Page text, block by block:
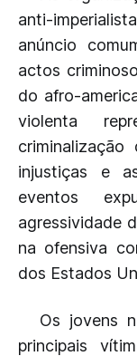
anti-
anúncio
actos
do afro-
violenta
injustiças e
eventos
agressividade
na ofensiva
dos Estados
Os jovens
principais